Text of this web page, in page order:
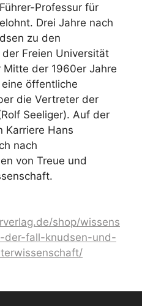
Professur für
Drei Jahre nach
zu den
Freien Universität
der 1960er Jahre
öffentliche
die Vertreter der
Seeliger). Auf der
Karriere Hans
nach
von Treue und
shop/wissens
der-fall-knudsen-und-